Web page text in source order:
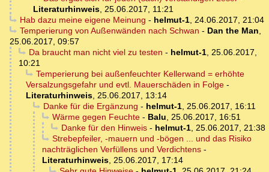
Literaturhinweis, 25.06.2017, 11:21
Hab dazu meine eigene Meinung - helmut-1, 24.06.2017, 21:04
Temperierung von Außenwänden nach Schwan - Dan the Man,
25.06.2017, 09:57
Da braucht man nicht viel zu testen - helmut-1, 25.06.2017,
10:21
Temperierung bei außenfeuchter Kellerwand = erhöhte
Versalzungsgefahr und evtl. Mauerschäden in Folge -
Literaturhinweis, 25.06.2017, 13:14
Danke für die Ergänzung - helmut-1, 25.06.2017, 16:11
Wärme gegen Feuchte- Balu, 25.06.2017, 16:51
Danke für den Hinweis- helmut-1, 25.06.2017, 21:38
Strebepfeiler, -mauern und -bögen ... und das Risiko
nachträglichen Verfüllens und Verdichtens -
Literaturhinweis, 25.06.2017, 17:14